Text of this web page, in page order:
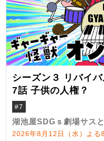
シーズン３ リバイ
7話 子供の人権？
#7
湖池屋SDGｓ劇場サス
2026年8月12日（水）よる